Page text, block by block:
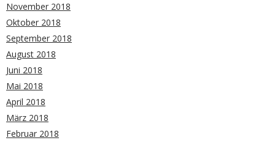
November 2018
Oktober 2018
September 2018
August 2018
Juni 2018
Mai 2018
April 2018
März 2018
Februar 2018